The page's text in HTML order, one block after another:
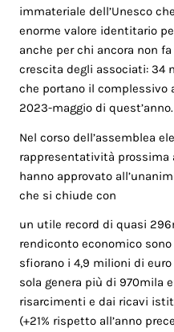
immateriale dell’Unesco
enorme valore identitario
anche per chi ancora non
crescita degli associati: 34
che portano il complessivo
2023-maggio di quest’anno.
Nel corso dell’assemblea
rappresentatività prossima
hanno approvato
che si chiude con
un utile record di quasi
rendiconto economico
sfiorano i 4,9 milioni di
sola genera più di 970mila
risarcimenti e dai ricavi
(+21% rispetto all’anno